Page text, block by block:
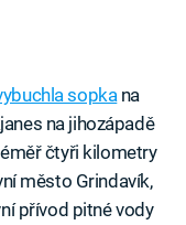
sopka na
na jihozápadě
čtyři kilometry
město Grindavík,
přívod pitné vody